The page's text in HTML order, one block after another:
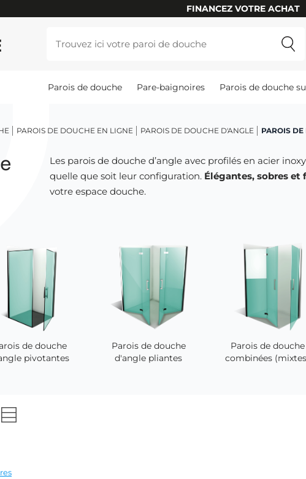
PRIX IRRÉSISTIBLES
Parois de douche Pare-baignoires Parois de douche
PAROIS DE DOUCHE EN LIGNE PAROIS DE DOUCHE D'ANGLE PAROIS
Les parois de douche d’angle avec profilés en acier
quelle que soit leur configuration. Élégantes, sobres
votre espace douche.
de douche
pivotantes
Parois de douche
d'angle pliantes
Parois de douche
combinées